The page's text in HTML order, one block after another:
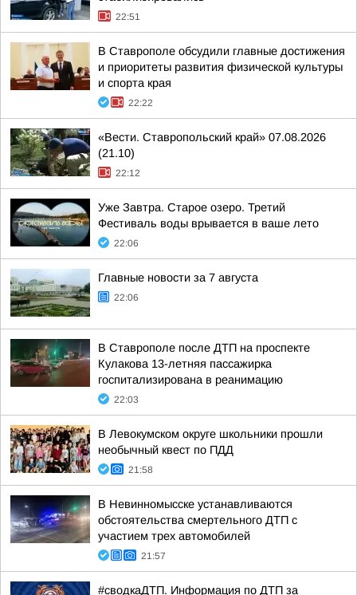
22:51
В Ставрополе обсудили главные достижения
и приоритеты развития физической культуры
и спорта края
22:22
«Вести. Ставропольский край» 07.08.2026
(21.10)
22:12
Уже Завтра. Старое озеро. Третий
Фестиваль воды врывается в ваше лето
22:06
Главные новости за 7 августа
22:06
В Ставрополе после ДТП на проспекте
Кулакова 13-летняя пассажирка
госпитализирована в реанимацию
22:03
В Левокумском округе школьники прошли
необычный квест по ПДД
21:58
В Невинномысске устанавливаются
обстоятельства смертельного ДТП с
участием трех автомобилей
21:57
#сводкаДТП. Информация по ДТП за